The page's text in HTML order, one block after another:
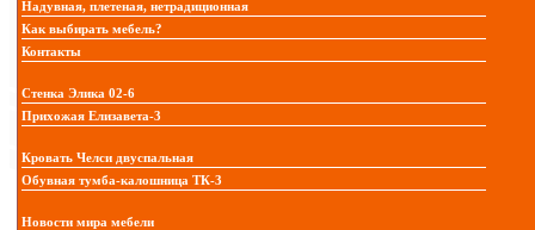
Надувная, плетеная, нетрадиционная
Как выбирать мебель?
Контакты
Стенка Элика 02-6
Прихожая Елизавета-3
Кровать Челси двуспальная
Обувная тумба-калошница ТК-3
Новости мира мебели